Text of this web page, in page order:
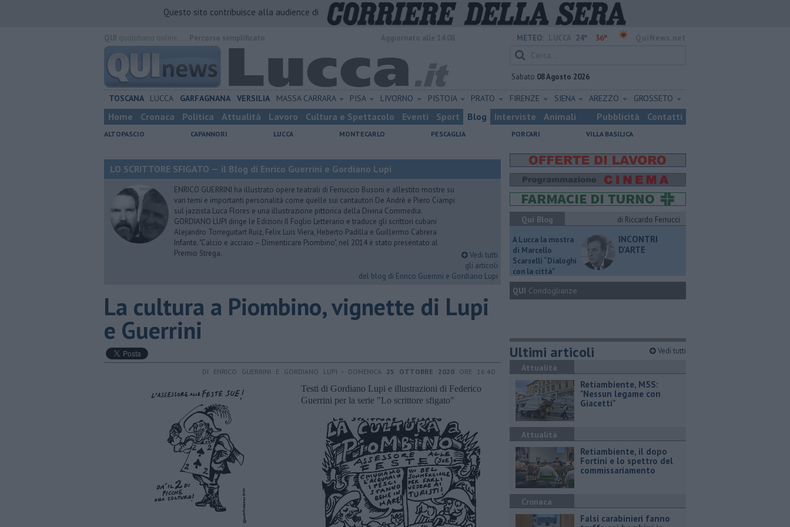
Questo sito contribuisce alla audience di
METEO: 24° 36°
Sabato 08 Agosto 2026
TOSCANA LUCCA GARFAGNANA VERSILIA MASSA CARRARA PISA LIVORNO PISTOIA PRATO FIRENZE SIENA AREZZO GROSSETO
Home Cronaca Politica Attualità Lavoro Cultura e Spettacolo Eventi Sport Blog Interviste Animali Pubblicità Contatti
ALTOPASCIO CAPANNORI LUCCA MONTECARLO PESCAGLIA PORCARI VILLA BASILICA
LO SCRITTORE SFIGATO — il Blog di Enrico Guerrini e Gordiano Lupi
ENRICO GUERRINI ha illustrato opere teatrali di Ferruccio Busoni e allestito mostre su
vari temi e importanti personalità come quelle sui cantautori De Andrè e Piero Ciampi
sul jazzista Luca Flores e una illustrazione pittorica della Divina Commedia.
GORDIANO LUPI dirige le Edizioni Il Foglio Letterario e traduce gli scrittori cubani
Alejandro Torreguitart Ruiz, Felix Luis Viera, Heberto Padilla e Guillermo Cabrera
Infante. "Calcio e acciaio – Dimenticare Piombino", nel 2014 è stato presentato al
Premio Strega.
Vedi tutti
gli articoli
del blog di Enrico Guerrini e Gordiano Lupi
La cultura a Piombino, vignette di Lupi
e Guerrini
DI ENRICO GUERRINI E GORDIANO LUPI - DOMENICA 25 OTTOBRE 2020 ORE 16:40
Testi di Gordiano Lupi e illustrazioni di Federico
Guerrini per la serie "Lo scrittore sfigato"
Qui Blog
di Riccardo Ferrucci
A Lucca la mostra
di Marcello
Scarselli “Dialoghi
con la città"
INCONTRI
D'ARTE
QUI Condoglianze
Ultimi articoli Vedi tutti
Attualità
Retiambiente, M5S:
"Nessun legame con
Giacetti"
Attualità
Retiambiente, il dopo
Fortini e lo spettro del
commissariamento
Cronaca
Falsi carabinieri fanno